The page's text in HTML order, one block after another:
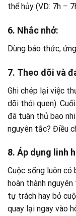
thể hủy (VD: 7h –
6. Nhắc nhở:
Dùng báo thức,
7. Theo dõi và
Ghi chép lại việc
dõi thói quen).
đã tuân thủ bao
nguyên tắc? Điều
8. Áp dụng linh
Cuộc sống luôn có
hoàn thành
tự trách hay bỏ
quay lại ngay vào